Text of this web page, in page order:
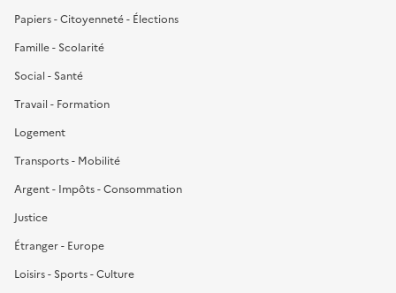
Papiers - Citoyenneté - Élections
Famille - Scolarité
Social - Santé
Travail - Formation
Logement
Transports - Mobilité
Argent - Impôts - Consommation
Justice
Étranger - Europe
Loisirs - Sports - Culture